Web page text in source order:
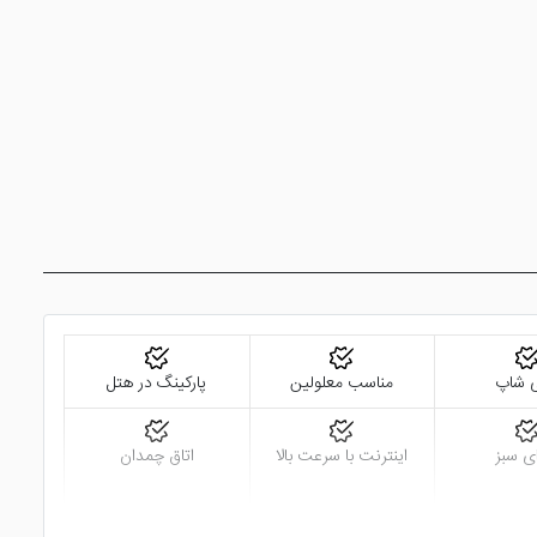
میهمانان ریلکسیشن را در پی خواهد داشت. سالن اسپا
زمین تنیس نیز برای علاقه مندان به ورزش و تفریح نیز
قرار دارند. جالب توجه است که این هتل توسط طراحی معروف
و به بازارهای بسیاری دسترس دارد. البته
هتل الیت ورلد
شاپ مناسب معلولین پارکینگ در هتل
سبز اینترنت با سرعت بالا اتاق چمدان